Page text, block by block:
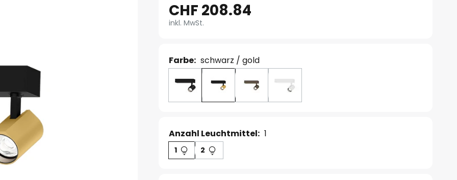
CHF 208.84
inkl. MwSt.
Farbe: schwarz / gold
Anzahl Leuchtmittel: 1
1 2